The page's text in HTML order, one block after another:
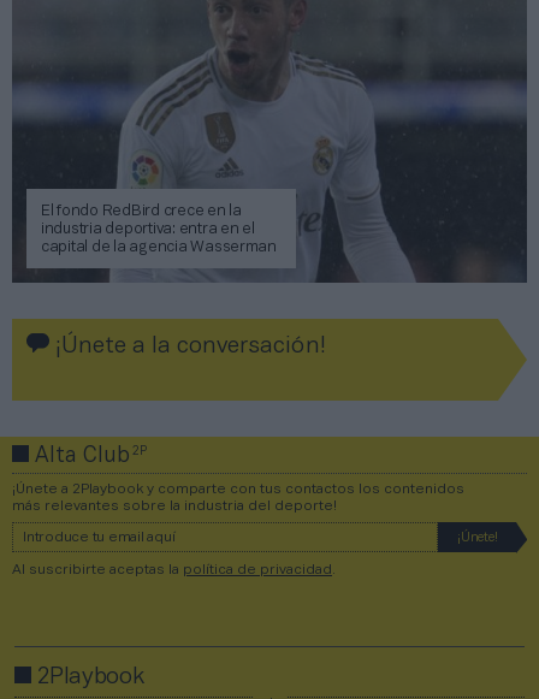
El fondo RedBird crece en la
industria deportiva: entra en el
capital de la agencia Wasserman
¡Únete a la conversación!
Alta Club2P
¡Únete a 2Playbook y comparte con tus contactos los contenidos
más relevantes sobre la industria del deporte!
Al suscribirte aceptas la política de privacidad
2Playbook